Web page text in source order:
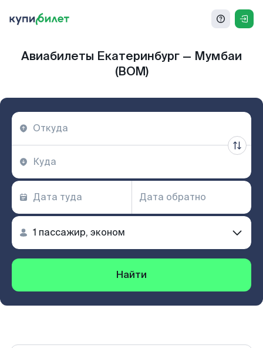
Авиабилеты Екатеринбург — Мумбаи
(BOM)
Найти